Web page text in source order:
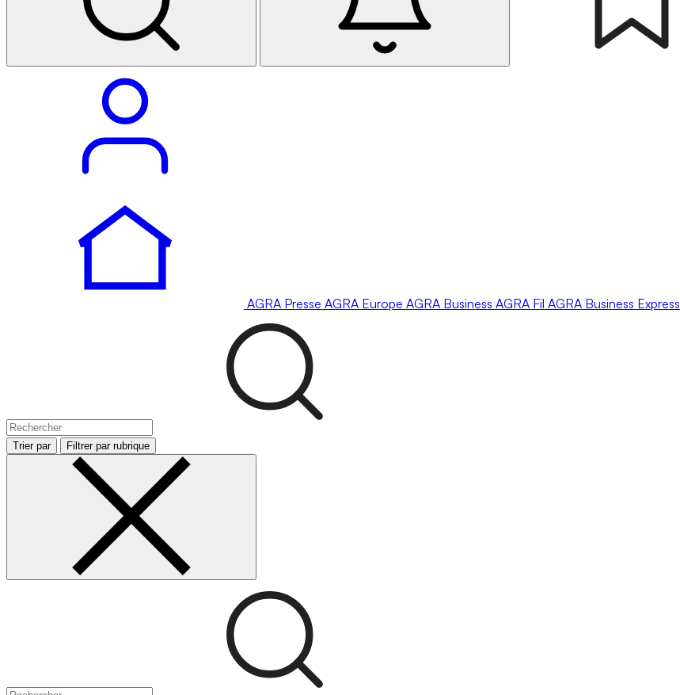
AGRA Presse AGRA Europe AGRA Business AGRA Fil AGRA Business Express
Trier par Filtrer par rubrique